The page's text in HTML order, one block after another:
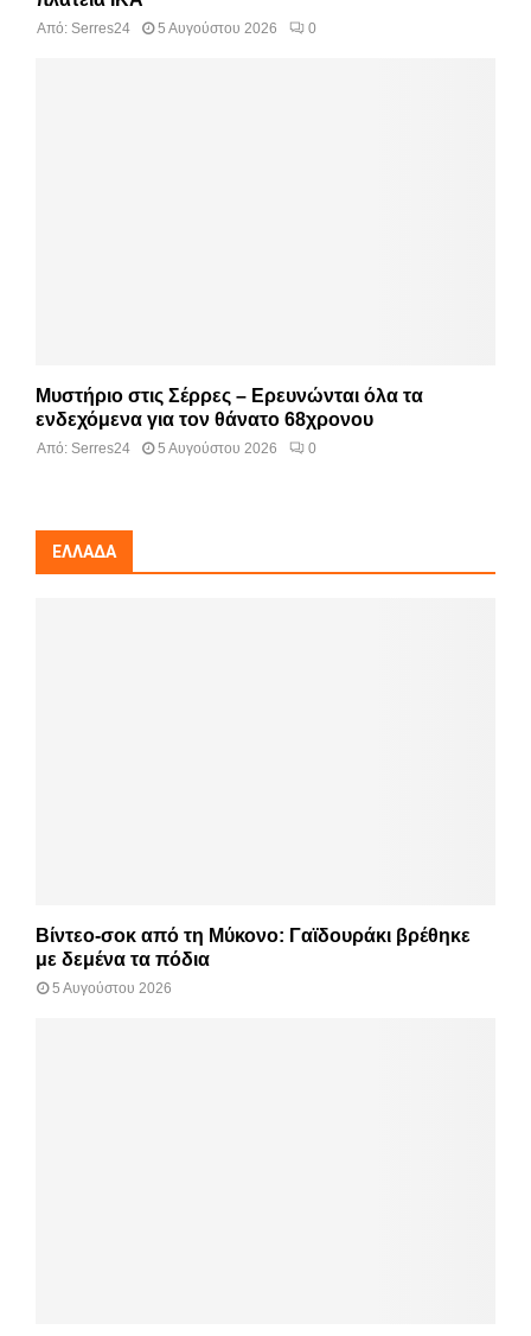
Από: Serres24 5 Αυγούστου 2026 0
Μυστήριο στις Σέρρες – Ερευνώνται όλα τα
ενδεχόμενα για τον θάνατο 68χρονου
Από: Serres24 5 Αυγούστου 2026 0
ΕΛΛΆΔΑ
Βίντεο-σοκ από τη Μύκονο: Γαϊδουράκι βρέθηκε
με δεμένα τα πόδια
5 Αυγούστου 2026